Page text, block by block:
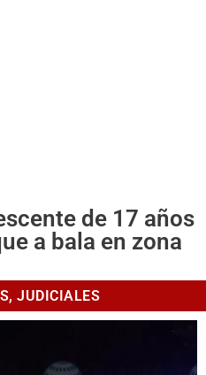
de 17 años
a bala en zona
, JUDICIALES